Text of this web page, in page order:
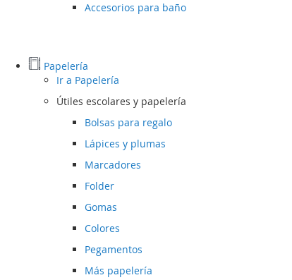
Accesorios para baño
Papelería
Ir a Papelería
Útiles escolares y papelería
Bolsas para regalo
Lápices y plumas
Marcadores
Folder
Gomas
Colores
Pegamentos
Más papelería